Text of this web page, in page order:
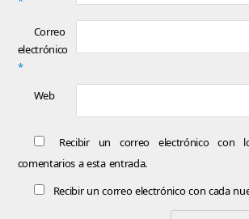
Correo
electrónico
*
Web
Recibir un correo electrónico con
comentarios a esta entrada.
Recibir un correo electrónico con cada